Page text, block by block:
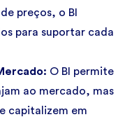
preços, o BI
para suportar cada
O BI permite
ao mercado, mas
capitalizem em